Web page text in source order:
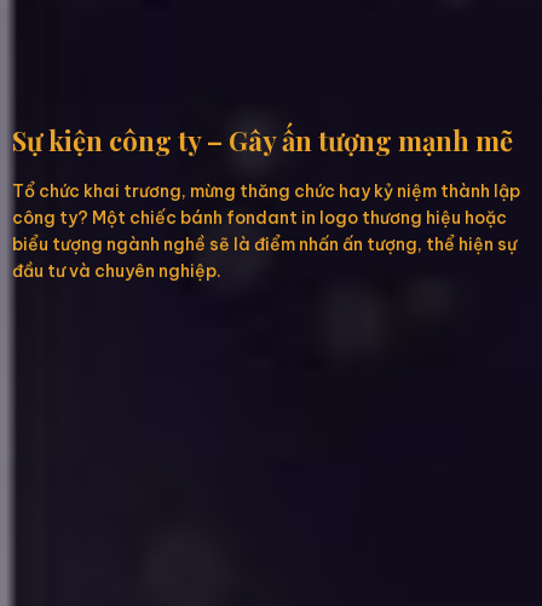
Sự kiện công ty – Gây ấn tượng mạnh mẽ
Tổ chức khai trương, mừng thăng chức hay kỷ niệm thành lập
công ty? Một chiếc bánh fondant in logo thương hiệu hoặc
biểu tượng ngành nghề sẽ là điểm nhấn ấn tượng, thể hiện sự
đầu tư và chuyên nghiệp.